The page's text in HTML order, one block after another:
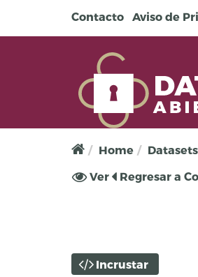
Contacto Aviso de
Home Datasets
Solapas
Ver (solapa
Regresar a
Incrustar